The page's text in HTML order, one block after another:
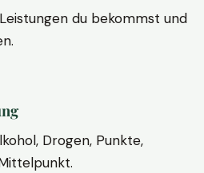
du bekommst und
Drogen, Punkte,